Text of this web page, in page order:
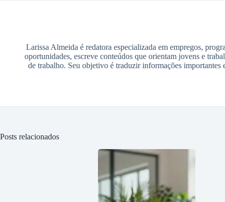
Larissa Almeida é redatora especializada em empregos,
oportunidades, escreve conteúdos que orientam jovens e
de trabalho. Seu objetivo é traduzir informações
Posts relacionados